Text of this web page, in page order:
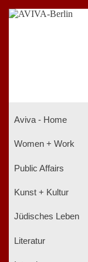
Aviva - Home
Women + Work
Public Affairs
Kunst + Kultur
Jüdisches Leben
Literatur